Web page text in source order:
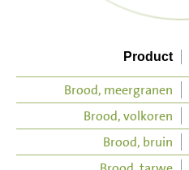
Product
Brood, meergranen
Brood, volkoren
Brood, bruin